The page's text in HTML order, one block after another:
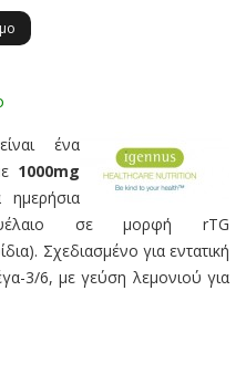
ένα
1000mg
ημερήσια
σε μορφή rTG
Σχεδιασμένο για εντατική
3/6, με γεύση λεμονιού για